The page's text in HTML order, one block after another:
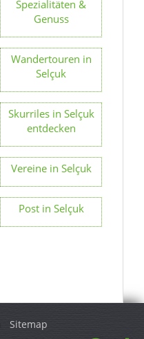
Spezialitäten &
Genuss
Wandertouren in
Selçuk
Skurriles in Selçuk
entdecken
Vereine in Selçuk
Post in Selçuk
Sitemap